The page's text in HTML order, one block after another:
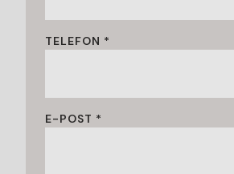
TELEFON *
E-POST *